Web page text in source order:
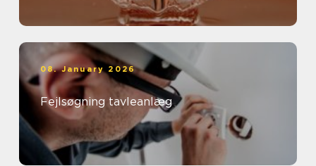
08. January 2026
Fejlsøgning tavleanlæg